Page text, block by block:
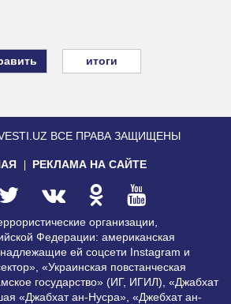
итоги
ВСЕ ПРАВА ЗАЩИЩЕНЫ
РЕКЛАМА НА САЙТЕ
организации,
Федерации: американская
ей соцсети Instagram и
«Украинская повстанческая
государство» (ИГ, ИГИЛ), «Джабхат
«Джабхат ан-Нусра», «Джебхат ан-